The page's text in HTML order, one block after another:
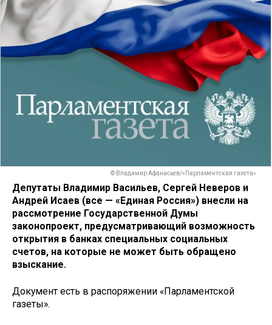
© Владимир Афанасьев/«Парламентская газета»
Депутаты Владимир Васильев, Сергей Неверов и
Андрей Исаев (все — «Единая Россия») внесли на
рассмотрение Государственной Думы
законопроект, предусматривающий возможность
открытия в банках специальных социальных
счетов, на которые не может быть обращено
взыскание.
Документ есть в распоряжении «Парламентской
газеты».